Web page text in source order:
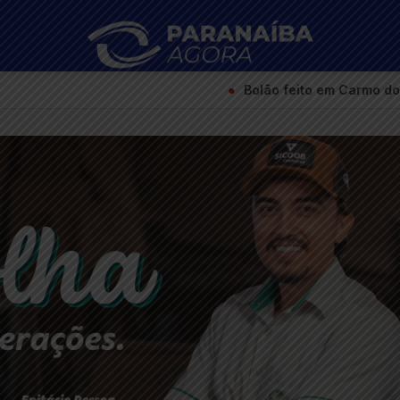
Bolão feito em Carmo do Paranaíba acerta a quina